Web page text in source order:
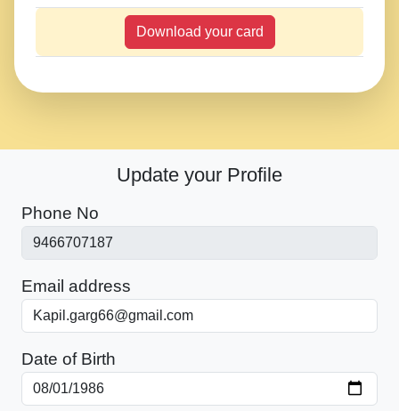
Download your card
Update your Profile
Phone No
Email address
Date of Birth